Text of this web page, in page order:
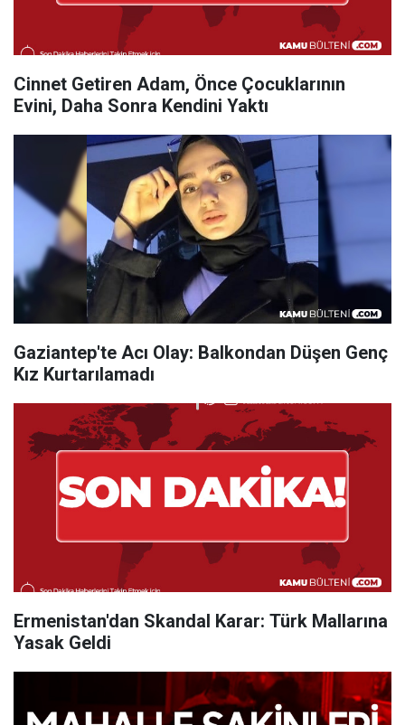
Cinnet Getiren Adam, Önce Çocuklarının
Evini, Daha Sonra Kendini Yaktı
Gaziantep'te Acı Olay: Balkondan Düşen Genç
Kız Kurtarılamadı
Ermenistan'dan Skandal Karar: Türk Mallarına
Yasak Geldi